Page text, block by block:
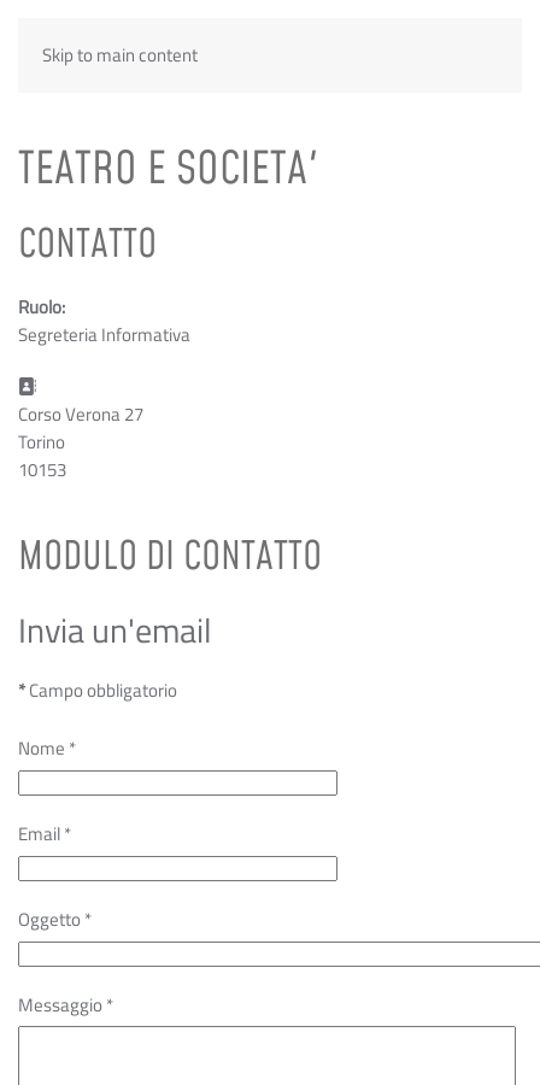
Skip to main content
TEATRO E SOCIETA'
CONTATTO
Ruolo:
Segreteria Informativa
Indirizzo:
Corso Verona 27
Torino
10153
MODULO DI CONTATTO
Invia un'email
*Campo obbligatorio
Nome *
Email*
Oggetto *
Messaggio *